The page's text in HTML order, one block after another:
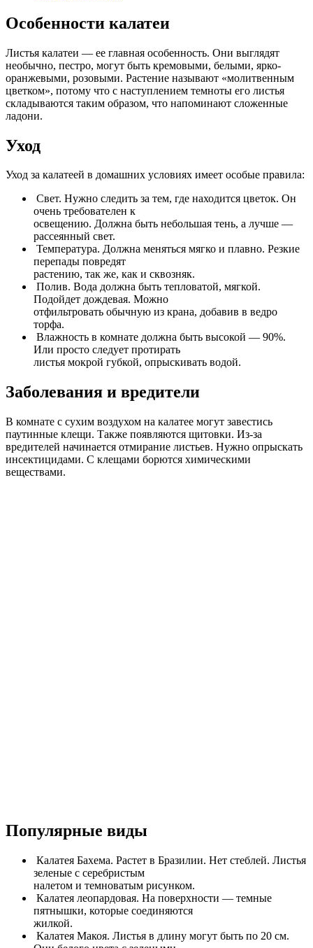
Особенности калатеи
Листья калатеи — ее главная особенность. Они выглядят
необычно, пестро, могут быть кремовыми, белыми, ярко-
оранжевыми, розовыми. Растение называют «молитвенным
цветком», потому что с наступлением темноты его листья
складываются таким образом, что напоминают сложенные
ладони.
Уход
Уход за калатеей в домашних условиях имеет особые правила:
Свет. Нужно следить за тем, где находится цветок. Он
очень требователен к
освещению. Должна быть небольшая тень, а лучше —
рассеянный свет.
Температура. Должна меняться мягко и плавно. Резкие
перепады повредят
растению, так же, как и сквозняк.
Полив. Вода должна быть тепловатой, мягкой.
Подойдет дождевая. Можно
отфильтровать обычную из крана, добавив в ведро
торфа.
Влажность в комнате должна быть высокой — 90%.
Или просто следует протирать
листья мокрой губкой, опрыскивать водой.
Заболевания и вредители
В комнате с сухим воздухом на калатее могут завестись
паутинные клещи. Также появляются щитовки. Из-за
вредителей начинается отмирание листьев. Нужно опрыскать
инсектицидами. С клещами борются химическими
веществами.
Популярные виды
Калатея Бахема. Растет в Бразилии. Нет стеблей. Листья
зеленые с серебристым
налетом и темноватым рисунком.
Калатея леопардовая. На поверхности — темные
пятнышки, которые соединяются
жилкой.
Калатея Макоя. Листья в длину могут быть по 20 см.